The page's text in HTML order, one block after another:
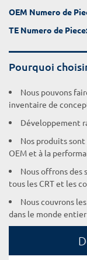
OEM Numero de
TE Numero de Piece:
Pourquoi
Nous pouvons
inventaire de
Développement
Nos produits
OEM et à la
Nous offrons des
tous les CRT et les
Nous couvrons
dans le monde entier